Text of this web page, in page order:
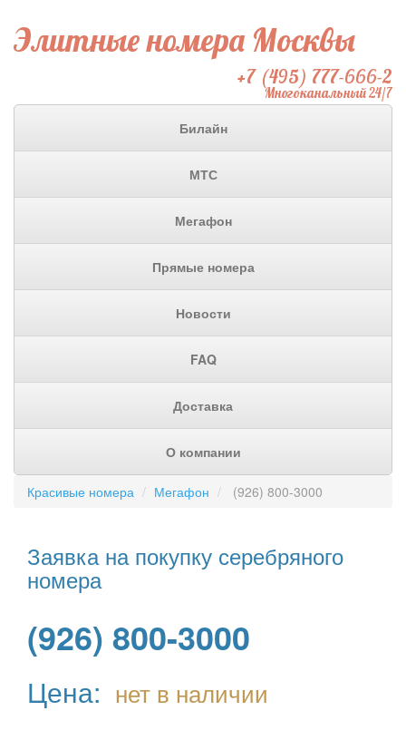
Элитные номера Москвы
+7 (495) 777-666-2
Многоканальный 24/7
Билайн
МТС
Мегафон
Прямые номера
Новости
FAQ
Доставка
О компании
Красивые номера Мегафон (926) 800-3000
Заявка на покупку серебряного
номера
(926) 800-3000
Цена: нет в наличии